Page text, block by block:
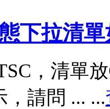
下拉清
，清單
請問 ... ...